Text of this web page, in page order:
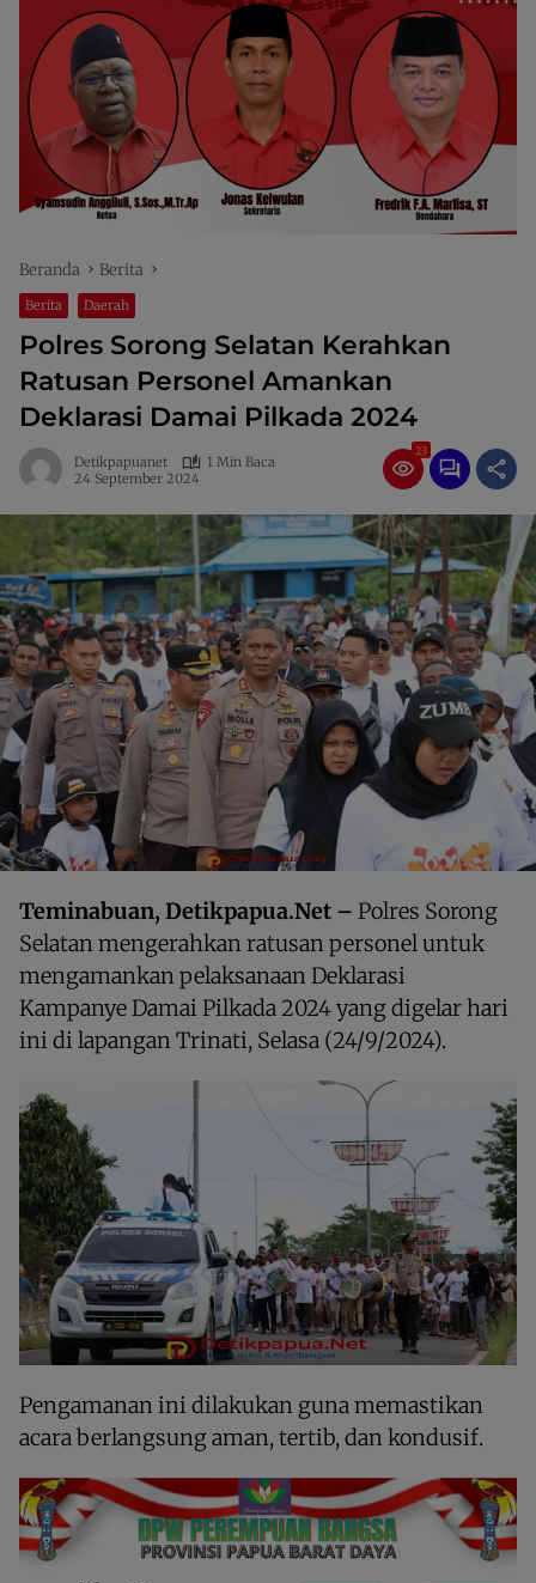
Beranda Berita
Berita Daerah
Polres Sorong Selatan Kerahkan
Ratusan Personel Amankan
Deklarasi Damai Pilkada 2024
Detikpapuanet
1 Min Baca
24 September 2024
23
Teminabuan, Detikpapua.Net – Polres Sorong
Selatan mengerahkan ratusan personel untuk
mengamankan pelaksanaan Deklarasi
Kampanye Damai Pilkada 2024 yang digelar hari
ini di lapangan Trinati, Selasa (24/9/2024).
Pengamanan ini dilakukan guna memastikan
acara berlangsung aman, tertib, dan kondusif.